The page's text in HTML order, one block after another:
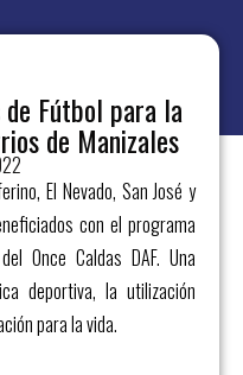
Fútbol para la
de Manizales
El Nevado, San José y
con ​el programa​
Once Caldas DAF. Una
deportiva, la utilización​
para la vida.